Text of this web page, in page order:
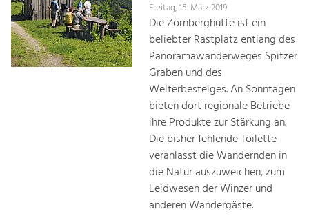
Freitag, 15. März 2019
Die Zornberghütte ist ein
beliebter Rastplatz entlang des
Panoramawanderweges Spitzer
Graben und des
Welterbesteiges. An Sonntagen
bieten dort regionale Betriebe
ihre Produkte zur Stärkung an.
Die bisher fehlende Toilette
veranlasst die Wandernden in
die Natur auszuweichen, zum
Leidwesen der Winzer und
anderen Wandergäste.